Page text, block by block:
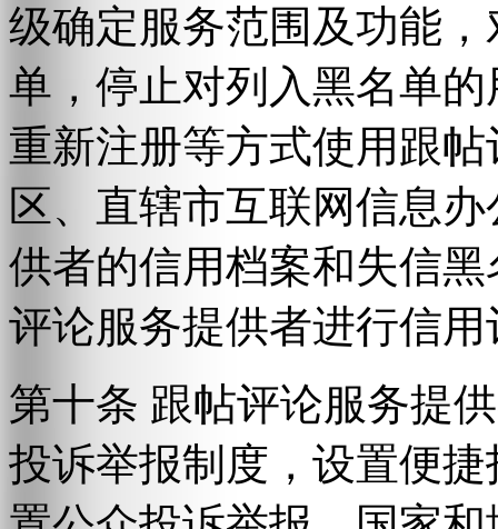
级确定服务范围及功能
单，停止对列入黑名单
重新注册等方式使用跟
区、直辖市互联网信息
供者的信用档案和失信
评论服务提供者进行信用
第十条 跟帖评论服务提
投诉举报制度，设置便